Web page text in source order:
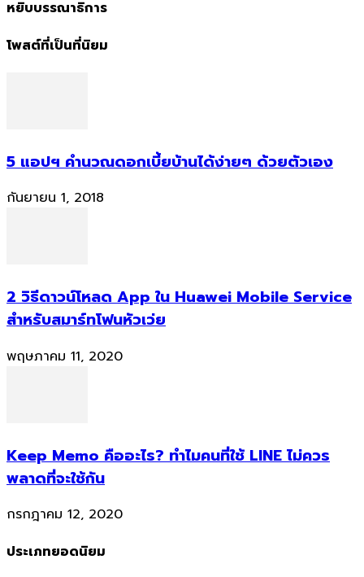
หยิบบรรณาธิการ
โพสต์ที่เป็นที่นิยม
5 แอปฯ คำนวณดอกเบี้ยบ้านได้ง่ายๆ ด้วยตัวเอง
กันยายน 1, 2018
2 วิธีดาวน์โหลด App ใน Huawei Mobile Service
สำหรับสมาร์ทโฟนหัวเว่ย
พฤษภาคม 11, 2020
Keep Memo คืออะไร? ทำไมคนที่ใช้ LINE ไม่ควร
พลาดที่จะใช้กัน
กรกฎาคม 12, 2020
ประเภทยอดนิยม